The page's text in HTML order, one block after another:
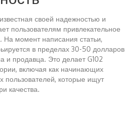
своей надежностью и
пользователям привлекательное
На момент написания статьи,
в пределах 30-50 долларов
и продавца. Это делает G102
включая как начинающих
пользователей, которые ищут
качества.